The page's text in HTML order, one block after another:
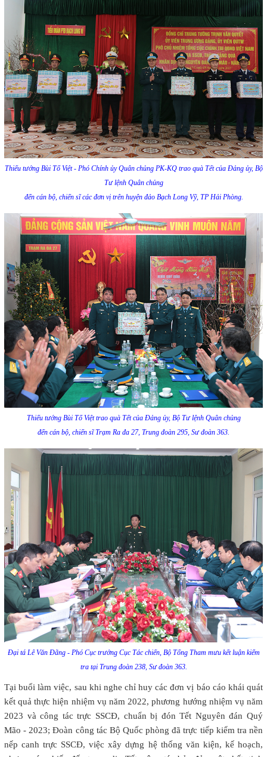
Thiếu tướng Bùi Tố Việt - Phó Chính ủy Quân chủng PK-KQ trao quà Tết của Đảng ủy, Bộ
Tư lệnh Quân chủng
đến cán bộ, chiến sĩ các đơn vị trên huyện đảo Bạch Long Vỹ, TP Hải Phòng.
Thiếu tướng Bùi Tố Việt trao quà Tết của Đảng ủy, Bộ Tư lệnh Quân chủng
đến cán bộ, chiến sĩ Trạm Ra đa 27, Trung đoàn 295, Sư đoàn 363.
Đại tá Lê Văn Đãng - Phó Cục trưởng Cục Tác chiến, Bộ Tổng Tham mưu kết luận kiểm
tra tại Trung đoàn 238, Sư đoàn 363.
Tại buổi làm việc, sau khi nghe chỉ huy các đơn vị báo cáo khái quát
kết quả thực hiện nhiệm vụ năm 2022, phương hướng nhiệm vụ năm
2023 và công tác trực SSCĐ, chuẩn bị đón Tết Nguyên đán Quý
Mão - 2023; Đoàn công tác Bộ Quốc phòng đã trực tiếp kiểm tra nền
nếp canh trực SSCĐ, việc xây dựng hệ thống văn kiện, kế hoạch,